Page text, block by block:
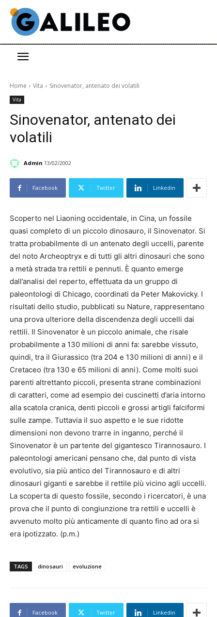
Home Vita Sinovenator, antenato dei volatili
Vita
Sinovenator, antenato dei
volatili
Admin 13/02/2002
Facebook Twitter Linkedin
Scoperto nel Liaoning occidentale, in Cina, un fossile
quasi completo di un piccolo dinosauro, il Sinovenator. Si
tratta probabilmente di un antenato degli uccelli, parente
del noto Archeoptryx e di tutti gli altri dinosauri che sono
a metà strada tra rettili e pennuti. È quanto emerge
dall’analisi del reperto, effettuata da un gruppo di
paleontologi di Chicago, coordinati da Peter Makovicky. I
risultati dello studio, pubblicati su Nature, rappresentano
una prova ulteriore della discendenza degli uccelli dai
rettili. Il Sinovenator è un piccolo animale, che risale
probabilmente a 130 milioni di anni fa: sarebbe vissuto,
quindi, tra il Giurassico (tra 204 e 130 milioni di anni) e il
Cretaceo (tra 130 e 65 milioni di anni). Come molti suoi
parenti altrettanto piccoli, presenta strane combinazioni
di caratteri, come ad esempio dei cuscinetti d’aria intorno
alla scatola cranica, denti piccoli e grossi artigli falciformi
sulle zampe. Tuttavia il suo aspetto e le sue ridotte
dimensioni non devono trarre in inganno, perché il
Sinovenator è un partente del gigantesco Tirannosauro. I
paleontologi americani pensano che, dal punto di vista
evolutivo, sia più antico del Tirannosauro e di altri
dinosauri giganti e sarebbe il rettile più vicino agli uccelli.
La scoperta di questo fossile, secondo i ricercatori, è una
prova che il punto di congiunzione tra rettili e uccelli è
avvenuto molto più anticamente di quanto fino ad ora si
era ipotizzato. (p.m.)
TAGS dinosauri evoluzione
Facebook Twitter Linkedin